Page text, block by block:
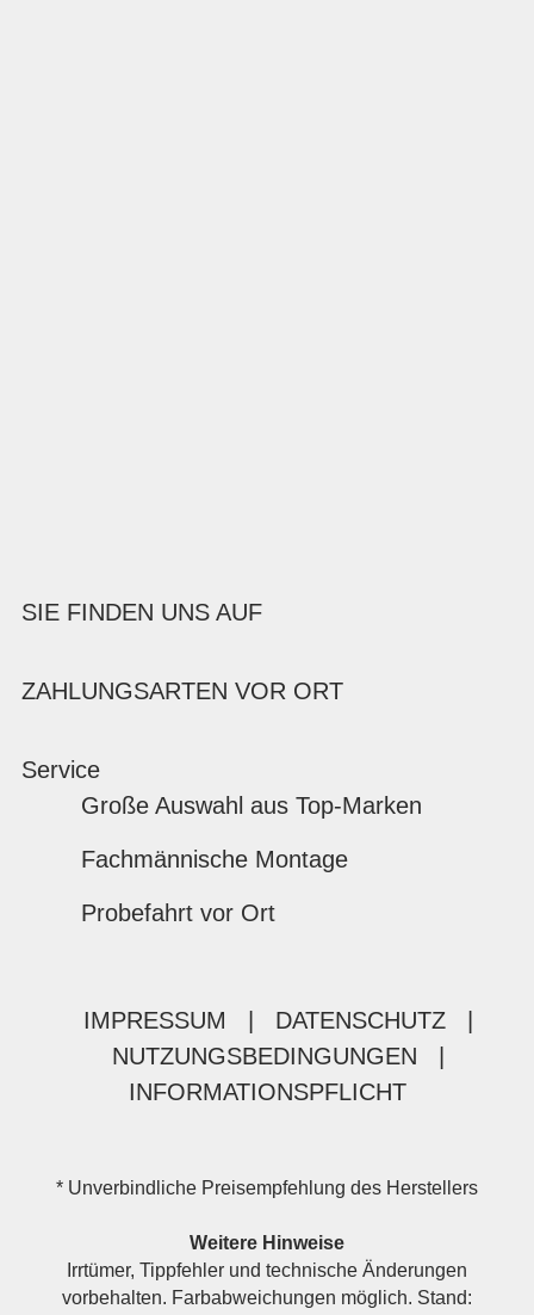
SIE FINDEN UNS AUF
ZAHLUNGSARTEN VOR ORT
Service
Große Auswahl aus Top-Marken
Fachmännische Montage
Probefahrt vor Ort
IMPRESSUM DATENSCHUTZ
NUTZUNGSBEDINGUNGEN
INFORMATIONSPFLICHT
* Unverbindliche Preisempfehlung des Herstellers
Weitere Hinweise
Irrtümer, Tippfehler und technische Änderungen
vorbehalten. Farbabweichungen möglich. Stand: